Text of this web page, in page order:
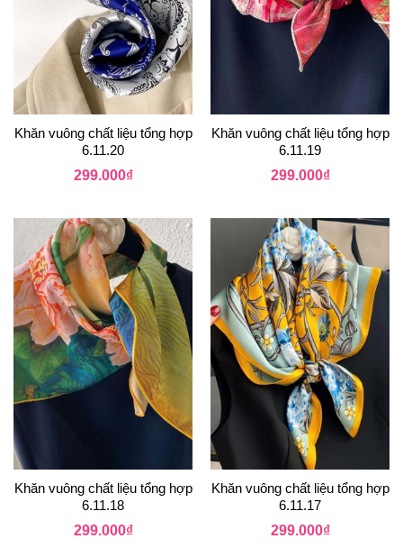
Khăn vuông chất liệu tổng hợp
6.11.20
299.000₫
Khăn vuông chất liệu tổng hợp
6.11.19
299.000₫
Khăn vuông chất liệu tổng hợp
6.11.18
299.000₫
Khăn vuông chất liệu tổng hợp
6.11.17
299.000₫